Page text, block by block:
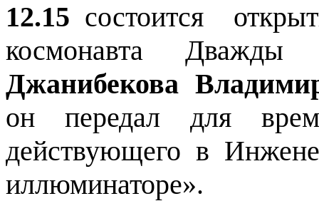
12.15 состоится
космонавта Дважды
Джанибекова
он передал для
действующего в
иллюминаторе».